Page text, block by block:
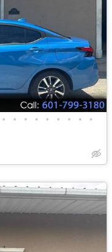
• • • • • • • • •